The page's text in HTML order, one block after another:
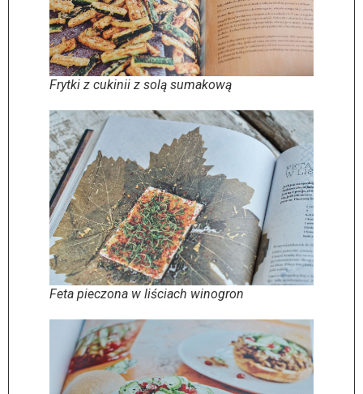
Frytki z cukinii z solą sumakową
Feta pieczona w liściach winogron